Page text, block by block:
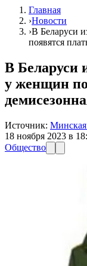
Главная
›Новости
›В Беларуси
появятся
В Беларуси
у женщин
Источник: Минская
18 ноября 2023 в
Общество